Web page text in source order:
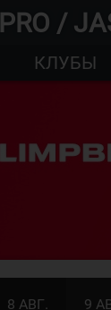
PRO /
КЛУБЫ
8 АВГ. 9